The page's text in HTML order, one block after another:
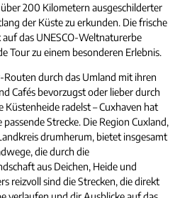
200 Kilometern ausgeschilderter
der Küste zu erkunden. Die frische
das UNESCO-Weltnaturerbe
Tour zu einem besonderen Erlebnis.
durch das Umland mit ihren
Cafés bevorzugst oder lieber durch
radelst – Cuxhaven hat
Strecke. Die Region Cuxland,
drumherum, bietet insgesamt
die durch die
aus Deichen, Heide und
reizvoll sind die Strecken, die direkt